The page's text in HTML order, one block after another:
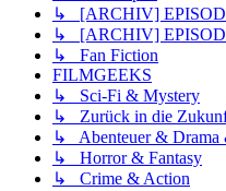
↳ [ARCHIV]
↳ [ARCHIV]
↳ Fan Fiction
FILMGEEKS
↳ Sci-Fi & Mystery
↳ Zurück in die
↳ Abenteuer & Drama
↳ Horror & Fantasy
↳ Crime & Action